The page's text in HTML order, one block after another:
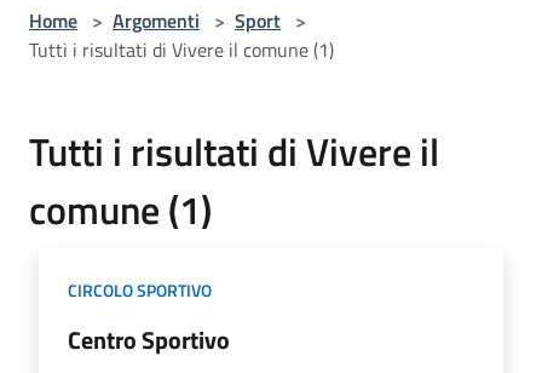
Home > Argomenti > Sport >
Tutti i risultati di Vivere il comune (1)
Tutti i risultati di Vivere il
comune (1)
CIRCOLO SPORTIVO
Centro Sportivo